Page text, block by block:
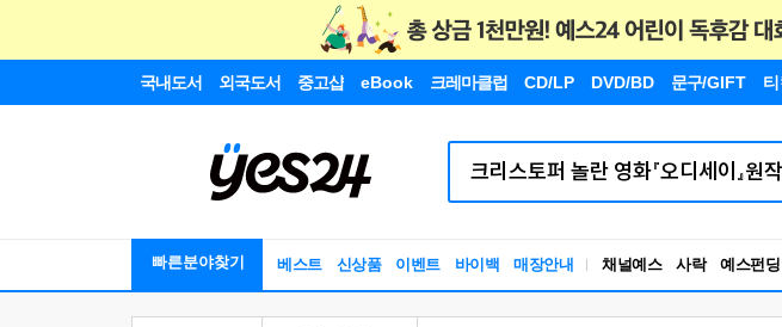
국내도서 외국도서 중고샵 eBook 크레마클럽 CD/LP DVD/BD 문구/GIFT
빠른분야찾기 베스트 신상품 이벤트 바이백 매장안내 채널예스 사락 예스펀딩